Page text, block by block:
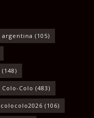
argentina (105)
(148)
Colo-Colo (483)
colocolo2026 (106)